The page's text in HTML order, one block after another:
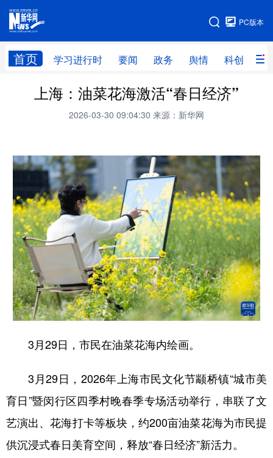
PC版本
首页 学习进行时 要闻 政务 舆情 科创 产
网站地图
首页 学习进行时 要闻 政务
科创 产经
房产 体育 健康 图片
信息 廉政 原创 长三角频道
上海：油菜花海激活“春日经济”
2026-03-30 09:04:30 来源：新华网
3月29日，市民在油菜花海内绘画。
3月29日，2026年上海市民文化节颛桥镇“城市美
育日”暨闵行区四季村晚春季专场活动举行，串联了文
艺演出、花海打卡等板块，约200亩油菜花海为市民提
供沉浸式春日美育空间，释放“春日经济”新活力。